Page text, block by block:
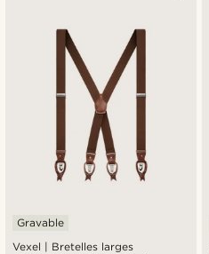
Vexel | Bretelles larges
Gravable